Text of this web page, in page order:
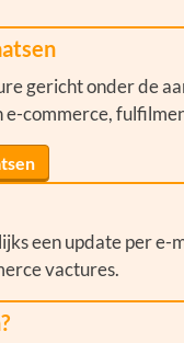
gericht onder de
e-commerce,
een update per e-
vactures.